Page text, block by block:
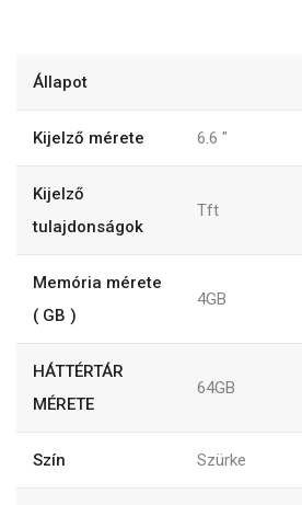
Állapot
Kijelző mérete 6.6 "
Kijelző
tulajdonságok
Tft
Memória mérete
( GB )
4GB
HÁTTÉRTÁR
MÉRETE
64GB
Szín Szürke